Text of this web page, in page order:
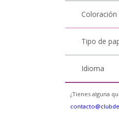
Coloración
Tipo de
Idioma
¿Tienes alguna